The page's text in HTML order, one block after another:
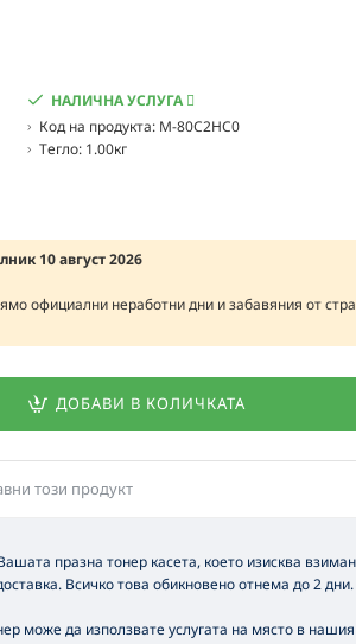
НАЛИЧНА УСЛУГА
Код на продукта: M-80C2HC0
Тегло: 1.00кг
10 август 2026
официални неработни дни и забавяния от
ДОБАВИ В КОЛИЧКАТА
този продукт
празна тонер касета, което изисква
Всичко това обикновено отнема до 2 дни.
може да използвате услугата на място в